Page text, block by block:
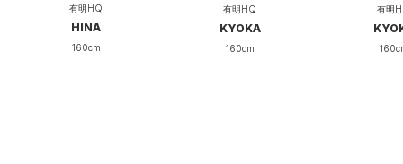
有明HQ
HINA
160cm
有明HQ
KYOKA
160cm
有明